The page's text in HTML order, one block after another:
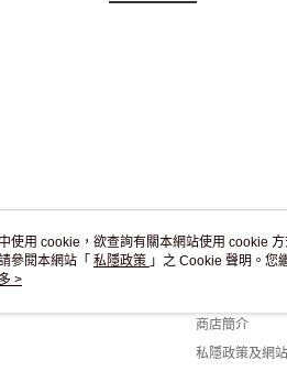
關於我們
商店簡介
私隱政策及網
使用 cookie，欲查詢有關本網站使用 cookie
參閱本網站「 私隱政策 」之 Cookie 聲明。您
。
>